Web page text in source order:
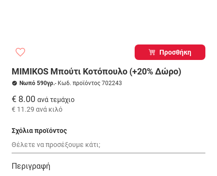
Προσθήκη
MIMIKOS Μπούτι Κοτόπουλο (+20% Δώρο)
Νωπό 590γρ.- Κωδ. προϊόντος 702243
€ 8.00 ανά τεμάχιο
€ 11.29 ανά κιλό
Σχόλια προϊόντος
Περιγραφή